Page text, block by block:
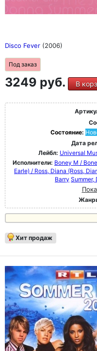
Disco Fever (2006)
Под заказ
3249 руб. В
Состояние:
Дата
Лейбл: Universal
Исполнители: Boney M /
Earle) / Ross, Diana (Ross,
Barry Summer,
Хит продаж